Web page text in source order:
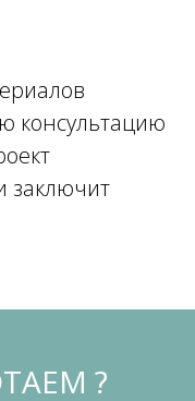
консультацию
заключит
?